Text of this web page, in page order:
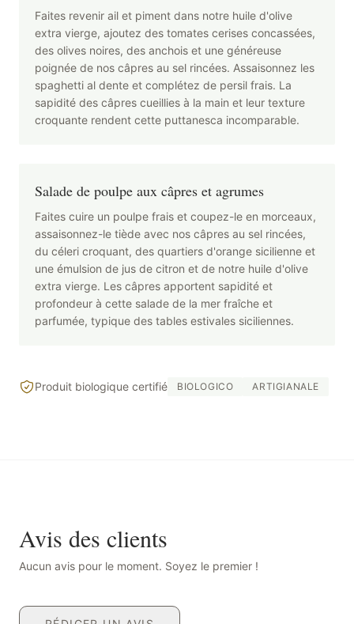
Faites revenir ail et piment dans notre huile d'olive
extra vierge, ajoutez des tomates cerises concassées,
des olives noires, des anchois et une généreuse
poignée de nos câpres au sel rincées. Assaisonnez les
spaghetti al dente et complétez de persil frais. La
sapidité des câpres cueillies à la main et leur texture
croquante rendent cette puttanesca incomparable.
Salade de poulpe aux câpres et agrumes
Faites cuire un poulpe frais et coupez-le en morceaux,
assaisonnez-le tiède avec nos câpres au sel rincées,
du céleri croquant, des quartiers d'orange sicilienne et
une émulsion de jus de citron et de notre huile d'olive
extra vierge. Les câpres apportent sapidité et
profondeur à cette salade de la mer fraîche et
parfumée, typique des tables estivales siciliennes.
Produit biologique certifié BIOLOGICO ARTIGIANALE
Avis des clients
Aucun avis pour le moment. Soyez le premier !